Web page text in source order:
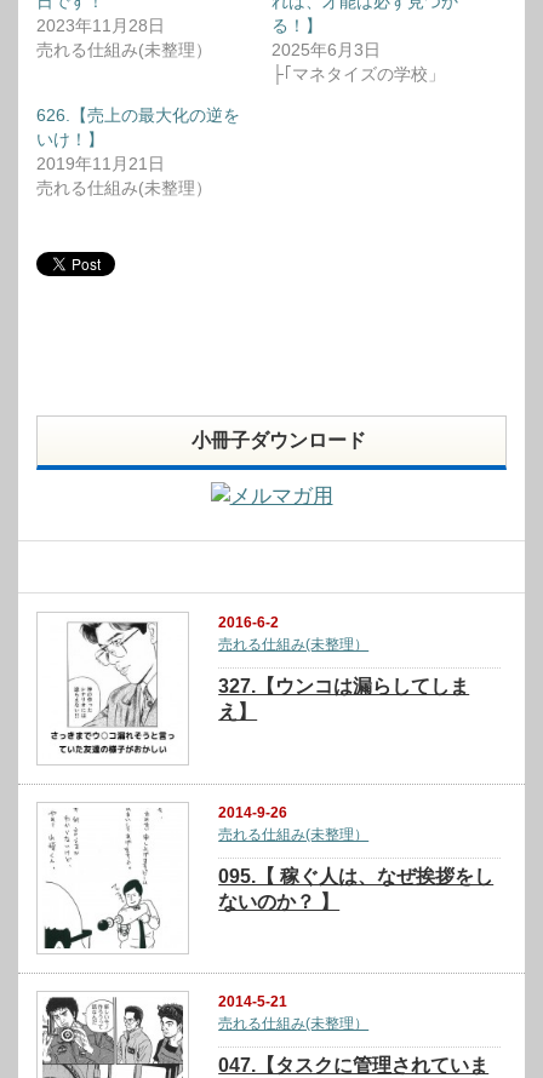
2023年11月28日
売れる仕組み(未整理）
る！】
2025年6月3日
├｢マネタイズの学校」
626.【売上の最大化の逆を
いけ！】
2019年11月21日
売れる仕組み(未整理）
小冊子ダウンロード
2016-6-2
売れる仕組み(未整理）
327.【ウンコは漏らしてしま
え】
2014-9-26
売れる仕組み(未整理）
095.【 稼ぐ人は、なぜ挨拶をし
ないのか？ 】
2014-5-21
売れる仕組み(未整理）
047.【タスクに管理されていま